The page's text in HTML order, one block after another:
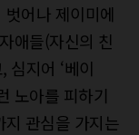
어나 제이미에
애들(자신의 친
심지어 ‘베이
노아를 피하기
관심을 가지는